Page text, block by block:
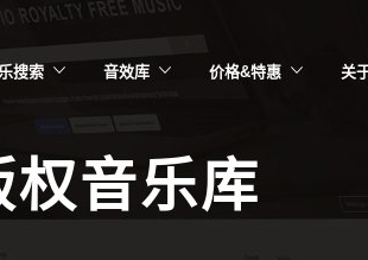
搜索 音效库 价格&特惠 关
音乐库